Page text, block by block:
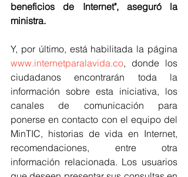
beneficios de Internet", aseguró la
ministra.
www.internetparalavida.co, donde los
ciudadanos encontrarán toda la
información sobre esta iniciativa, los
canales de comunicación para
ponerse en contacto con el equipo del
MinTIC, historias de vida en Internet,
recomendaciones, entre otra
información relacionada. Los usuarios